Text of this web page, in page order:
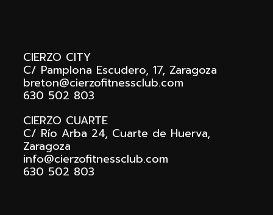
CIERZO CITY
C/ Pamplona Escudero, 17, Zaragoza
breton@cierzofitnessclub.com
630 502 803
CIERZO CUARTE
C/ Río Arba 24, Cuarte de Huerva,
Zaragoza
info@cierzofitnessclub.com
630 502 803